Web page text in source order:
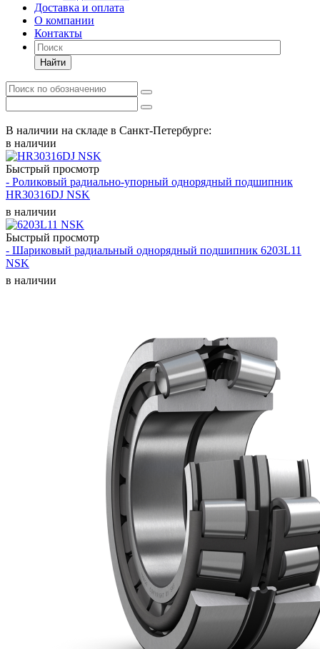
Доставка и оплата
О компании
Контакты
Найти
В наличии на складе в Санкт-Петербурге:
в наличии
Быстрый просмотр
- Роликовый радиально-упорный однорядный подшипник
HR30316DJ NSK
в наличии
Быстрый просмотр
- Шариковый радиальный однорядный подшипник 6203L11
NSK
в наличии